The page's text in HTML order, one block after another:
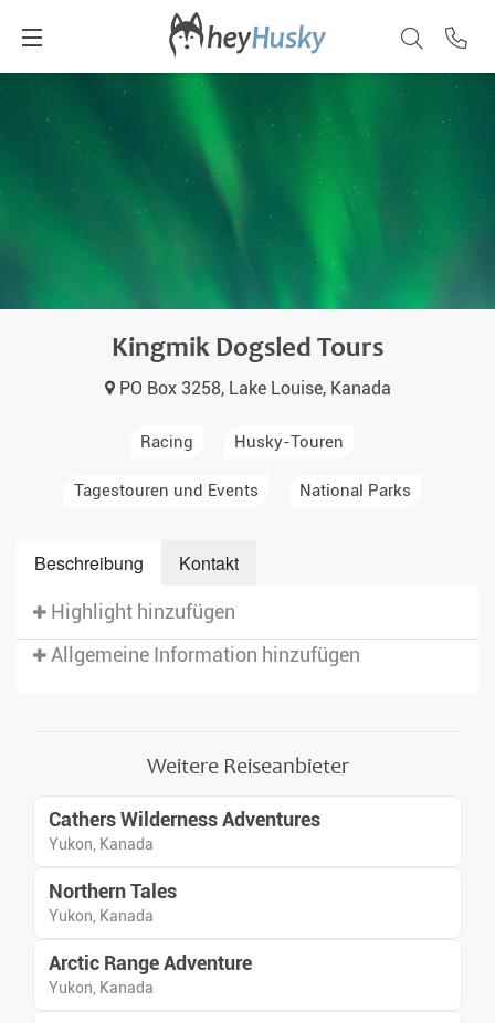
Kingmik Dogsled Tours
PO Box 3258, Lake Louise, Kanada
Racing Husky-Touren
Tagestouren und Events National Parks
Beschreibung Kontakt
Highlight hinzufügen
Allgemeine Information hinzufügen
Weitere Reiseanbieter
Cathers Wilderness Adventures
Yukon, Kanada
Northern Tales
Yukon, Kanada
Arctic Range Adventure
Yukon, Kanada